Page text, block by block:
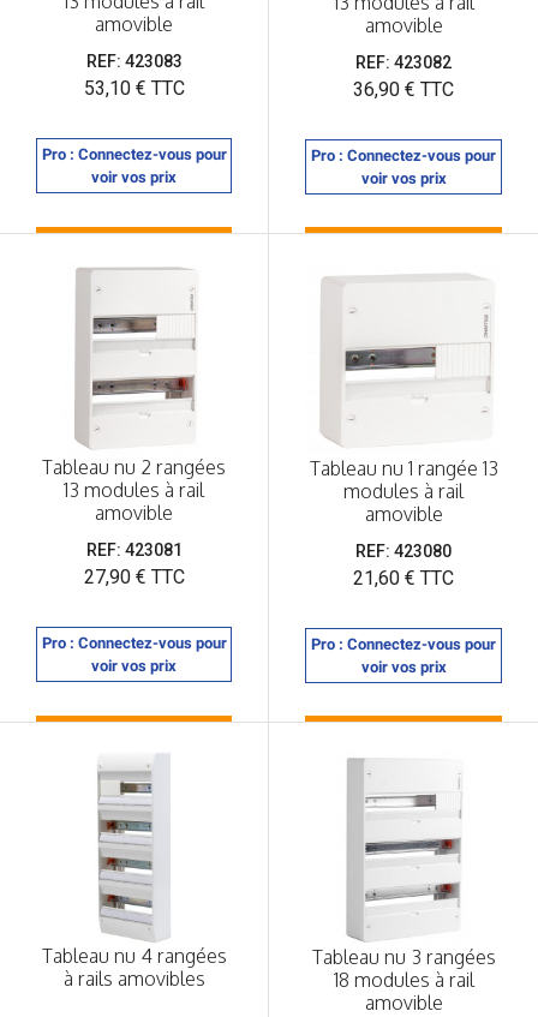
amovible
REF: 423083
Prix
53,10 € TTC
Pro : Connectez-vous pour
voir vos prix
amovible
REF: 423082
Prix
36,90 € TTC
Pro : Connectez-vous pour
voir vos prix
Tableau nu 2 rangées
13 modules à rail
amovible
REF: 423081
Prix
27,90 € TTC
Pro : Connectez-vous pour
voir vos prix
Tableau nu 1 rangée 13
modules à rail
amovible
REF: 423080
Prix
21,60 € TTC
Pro : Connectez-vous pour
voir vos prix
Tableau nu 4 rangées
à rails amovibles
Tableau nu 3 rangées
18 modules à rail
amovible